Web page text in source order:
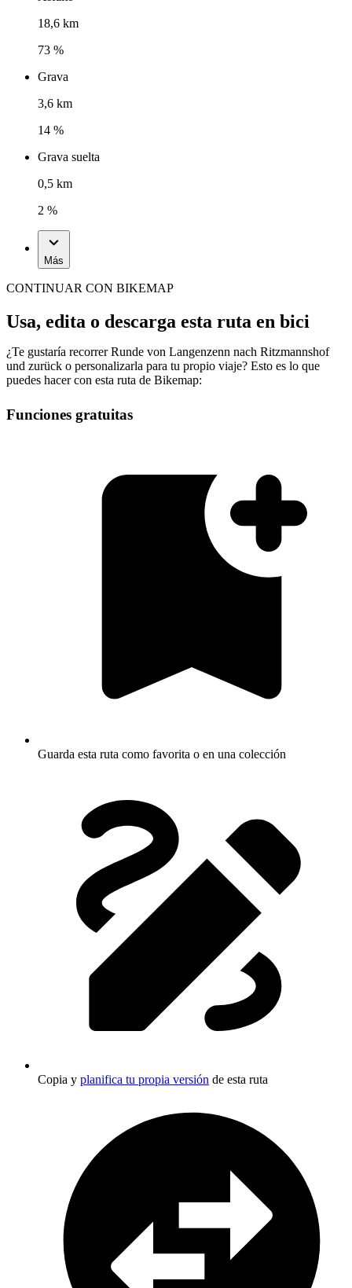
18,6 km
73 %
Grava
3,6 km
14 %
Grava suelta
0,5 km
2 %
Más
CONTINUAR CON BIKEMAP
Usa, edita o descarga esta ruta en bici
¿Te gustaría recorrer Runde von Langenzenn nach Ritzmannshof
und zurück o personalizarla para tu propio viaje? Esto es lo que
puedes hacer con esta ruta de Bikemap:
Funciones gratuitas
Guarda esta ruta como favorita o en una colección
Copia y planifica tu propia versión de esta ruta